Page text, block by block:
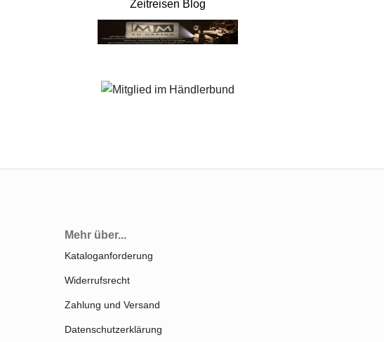
Zeitreisen Blog
Mehr über...
Kataloganforderung
Widerrufsrecht
Zahlung und Versand
Datenschutzerklärung